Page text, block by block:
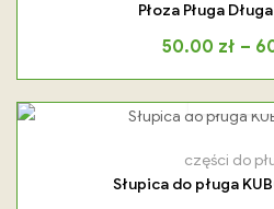
Płoza Pługa
50.00 zł –
części do
Słupica do pługa